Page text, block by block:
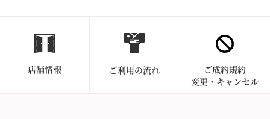
店舗情報 ご利用の流れ
ご成約規約
変更・キャンセル